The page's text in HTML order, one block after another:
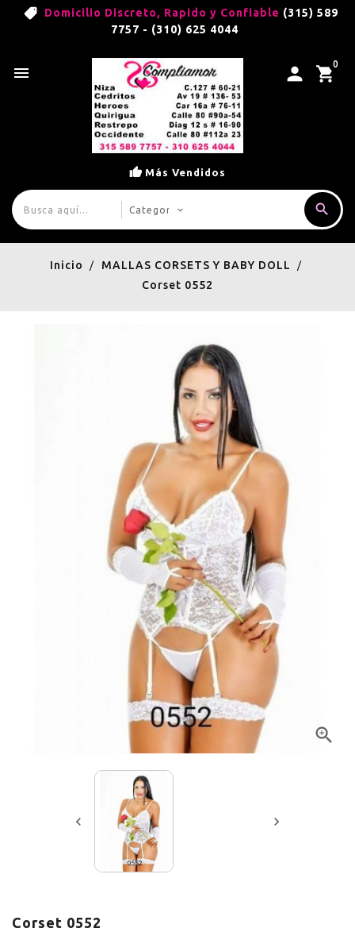
Domicilio Discreto, Rapido y Confiable (315) 589
7757 - (310) 625 4044
Más Vendidos
0

Inicio
MALLAS CORSETS Y BABY DOLL
Corset 0552

 
Corset 0552